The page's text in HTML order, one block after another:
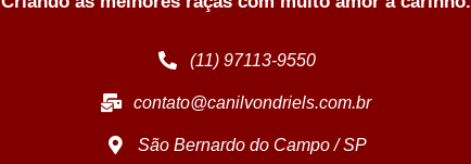
(11) 97113-9550
contato@canilvondriels.com.br
São Bernardo do Campo / SP